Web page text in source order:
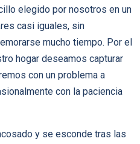
elegido por nosotros en un
casi iguales, sin
mucho tiempo. Por el
hogar deseamos capturar
con un problema a
con la paciencia
y se esconde tras las